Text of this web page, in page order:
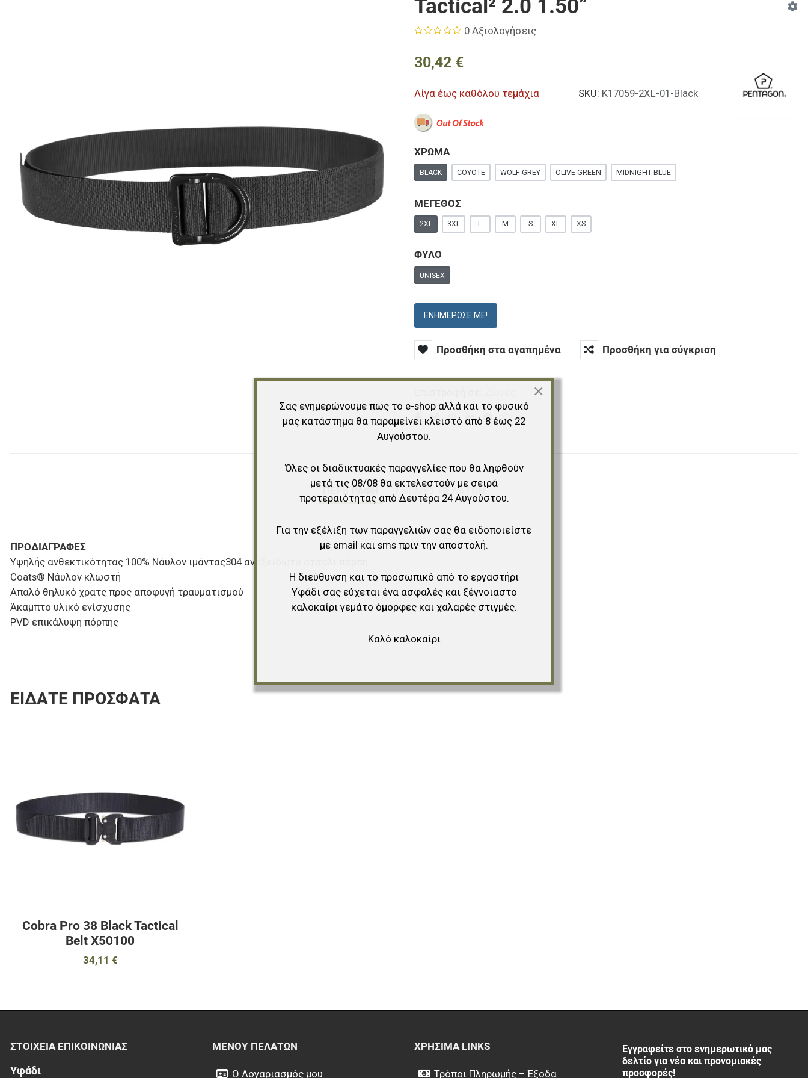
Tactical² 2.0 1.50”
0 Αξιολογήσεις
30,42 €
Λίγα έως καθόλου τεμάχια SKU: K17059-2XL-01-Black
ΧΡΩΜΑ
BLACK COYOTE WOLF-GREY OLIVE GREEN MIDNIGHT BLUE
ΜΕΓΕΘΟΣ
2XL 3XL L M S XL XS
ΦΥΛΟ
UNISEX
ΕΝΗΜΈΡΩΣΕ ΜΕ!
Προσθήκη στα αγαπημένα Προσθήκη για σύγκριση
ΠΕΡΙΓΡΑΦΉ ΓΝΏΜΕΣ ΠΕΛΑΤΏΝ
ΠΡΟΔΙΑΓΡΑΦΕΣ
Υψηλής ανθεκτικότητας 100% Νάυλον ιμάντας304 ανοξείδωτο ατσάλι πόρπη
Coats® Νάυλον κλωστή
Απαλό θηλυκό χρατς προς αποφυγή τραυματισμού
Άκαμπτο υλικό ενίσχυσης
PVD επικάλυψη πόρπης
ΕΊΔΑΤΕ ΠΡΌΣΦΑΤΑ
Cobra Pro 38 Black Tactical
Belt Χ50100
34,11 €
ΣΤΟΙΧΕΊΑ EΠΙΚΟΙΝΩΝΊΑΣ
Υφάδι
ΜΕΝΟΎ ΠΕΛΑΤΏΝ
Ο Λογαριασμός μου
ΧΡΉΣΙΜΑ LINKS
Τρόποι Πληρωμής – Έξοδα
Εγγραφείτε στο ενημερωτικό μας
δελτίο για νέα και προνομιακές
προσφορές!
×
Σας ενημερώνουμε πως το e-shop αλλά και το φυσικό
μας κατάστημα θα παραμείνει κλειστό από 8 έως 22
Αυγούστου.
Όλες οι διαδικτυακές παραγγελίες που θα ληφθούν
μετά τις 08/08 θα εκτελεστούν με σειρά
προτεραιότητας από Δευτέρα 24 Αυγούστου.
Για την εξέλιξη των παραγγελιών σας θα ειδοποιείστε
με email και sms πριν την αποστολή.
Η διεύθυνση και το προσωπικό από το εργαστήρι
Υφάδι σας εύχεται ένα ασφαλές και ξέγνοιαστο
καλοκαίρι γεμάτο όμορφες και χαλαρές στιγμές.
Καλό καλοκαίρι